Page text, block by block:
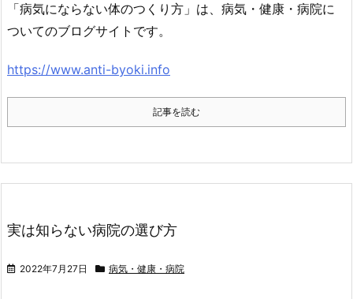
「病気にならない体のつくり方」は、病気・健康・病院に
ついてのブログサイトです。
https://www.anti-byoki.info
記事を読む
実は知らない病院の選び方
2022年7月27日 病気・健康・病院